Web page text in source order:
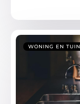
WONING EN TUIN